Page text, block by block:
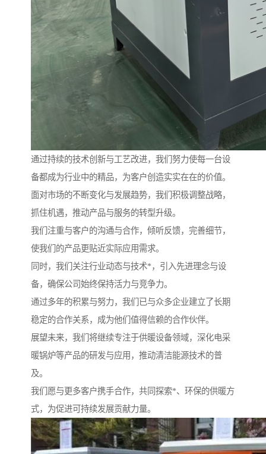
通过持续的技术创新与工艺改进，我们努力使每一台设
备都成为行业中的精品，为客户创造实实在在的价值。
面对市场的不断变化与发展趋势，我们积极调整战略，
抓住机遇，推动产品与服务的转型升级。
我们注重与客户的沟通与合作，倾听反馈，完善细节，
使我们的产品更贴近实际应用需求。
同时，我们关注行业动态与技术*，引入先进理念与设
备，确保公司始终保持活力与竞争力。
通过多年的积累与努力，我们已与众多企业建立了长期
稳定的合作关系，成为他们值得信赖的合作伙伴。
展望未来，我们将继续专注于供暖设备领域，深化电采
暖锅炉等产品的研发与应用，推动清洁能源技术的普
及。
我们愿与更多客户携手合作，共同探索*、环保的供暖方
式，为促进可持续发展贡献力量。